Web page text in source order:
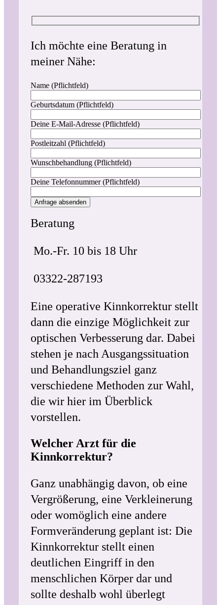
Ich möchte eine Beratung in
meiner Nähe:
Name (Pflichtfeld)
Geburtsdatum (Pflichtfeld)
Deine E-Mail-Adresse (Pflichtfeld)
Postleitzahl (Pflichtfeld)
Wunschbehandlung (Pflichtfeld)
Deine Telefonnummer (Pflichtfeld)
Beratung
Mo.-Fr. 10 bis 18 Uhr
03322-287193
Eine operative Kinnkorrektur stellt
dann die einzige Möglichkeit zur
optischen Verbesserung dar. Dabei
stehen je nach Ausgangssituation
und Behandlungsziel ganz
verschiedene Methoden zur Wahl,
die wir hier im Überblick
vorstellen.
Welcher Arzt für die
Kinnkorrektur?
Ganz unabhängig davon, ob eine
Vergrößerung, eine Verkleinerung
oder womöglich eine andere
Formveränderung geplant ist: Die
Kinnkorrektur stellt einen
deutlichen Eingriff in den
menschlichen Körper dar und
sollte deshalb wohl überlegt